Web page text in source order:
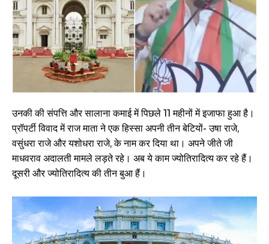
उनकी की संपत्ति और सालाना कमाई में पिछले 11 महीनों में इजाफा हुआ है।
प्रॉपर्टी विवाद में राज माता ने एक हिस्सा अपनी तीन बेटियों- उषा राजे,
वसुंधरा राजे और यशोधरा राजे, के नाम कर दिया था। अपने जीते जी
माधवराव अदालती मामले लड़ते रहे। अब ये काम ज्योतिरादित्य कर रहे हैं।
दूसरी और ज्योतिरादित्य की तीन बुआ हैं।